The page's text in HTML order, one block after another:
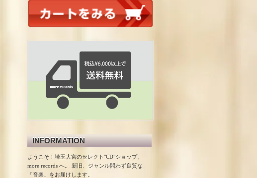
INFORMATION
ようこそ！埼玉大宮のセレクト"CD"ショップ、
more records へ。 新旧、ジャンル問わず良質な
「音楽」をお届けします。